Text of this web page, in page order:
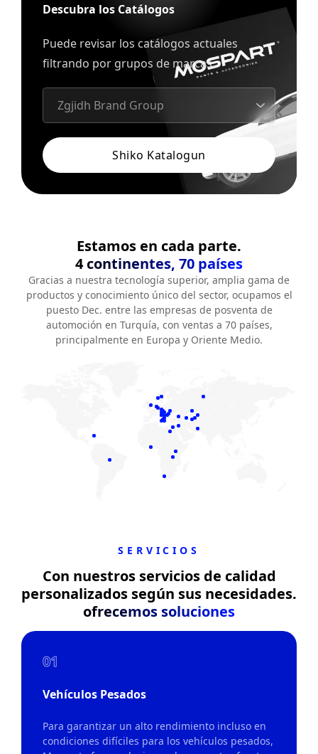
Descubra los Catálogos
Puede revisar los catálogos actuales
filtrando por grupos de marcas.
Shiko Katalogun
Estamos en cada parte.
4 continentes, 70 países
Gracias a nuestra tecnología superior, amplia gama de
productos y conocimiento único del sector, ocupamos el
puesto Dec. entre las empresas de posventa de
automoción en Turquía, con ventas a 70 países,
principalmente en Europa y Oriente Medio.
SERVICIOS
Con nuestros servicios de calidad
personalizados según sus necesidades.
ofrecemos soluciones
01
Vehículos Pesados
Para garantizar un alto rendimiento incluso en
condiciones difíciles para los vehículos pesados,